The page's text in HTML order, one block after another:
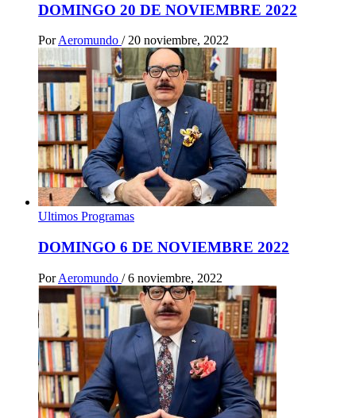
DOMINGO 20 DE NOVIEMBRE 2022
Por Aeromundo / 20 noviembre, 2022
Ultimos Programas
DOMINGO 6 DE NOVIEMBRE 2022
Por Aeromundo / 6 noviembre, 2022